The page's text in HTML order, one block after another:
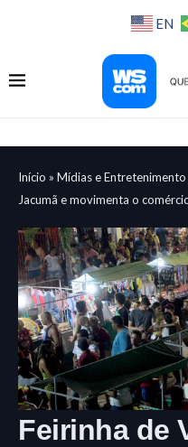
EN
Início » Mídias e Entretenimento
Jacumã e movimenta o
Feirinha de